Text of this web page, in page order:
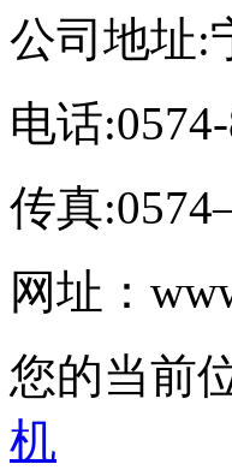
公司地址:
电话
传真
网址：
您的当前
机